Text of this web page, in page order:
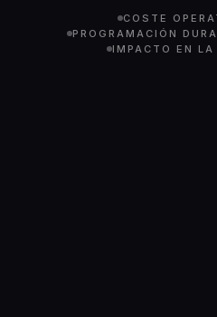
COSTE
PROGRAMACIÓN
IMPACTO EN LA